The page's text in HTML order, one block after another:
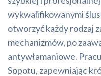
wykwalifikowanymi
otworzyć każdy rodzaj
mechanizmów, po
antywłamaniowe.
Sopotu, zapewniając